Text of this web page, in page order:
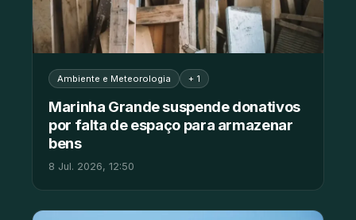
Ambiente e Meteorologia + 1
Marinha Grande suspende donativos
por falta de espaço para armazenar
bens
8 Jul. 2026, 12:50